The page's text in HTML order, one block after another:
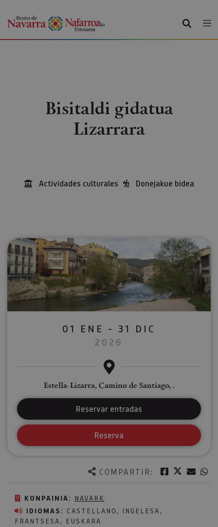
BILATU
Bisitaldi gidatua
Lizarrara
Actividades culturales Donejakue bidea
COMPARTIR: Facebook
Twitter
KONPAINIA: NAVARK
IDIOMAS: CASTELLANO, INGELESA,
FRANTSESA, EUSKARA
01 ENE - 31 DIC
2026
Estella-Lizarra, Camino de Santiago, .
Reservar entradas
Reserva